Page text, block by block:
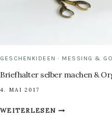
GESCHENKIDEEN · MESSING &
Briefhalter selber machen &
4. MAI 2017
WEITERLESENBRIEFHALTER